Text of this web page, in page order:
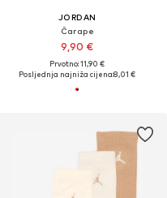
JORDAN
Čarape
9,90 €
Prvotno: 11,90 €
Posljednja najniža cijena:8,01 €